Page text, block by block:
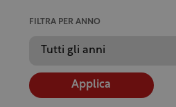
FILTRA PER ANNO
Applica